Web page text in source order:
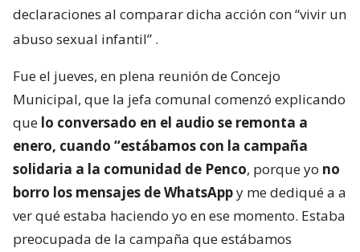
declaraciones al comparar dicha acción con “vivir un
abuso sexual infantil” .
Fue el jueves, en plena reunión de Concejo
Municipal, que la jefa comunal comenzó explicando
que lo conversado en el audio se remonta a
enero, cuando “estábamos con la campaña
solidaria a la comunidad de Penco, porque yo no
borro los mensajes de WhatsAppy me dediqué a a
ver qué estaba haciendo yo en ese momento. Estaba
preocupada de la campaña que estábamos